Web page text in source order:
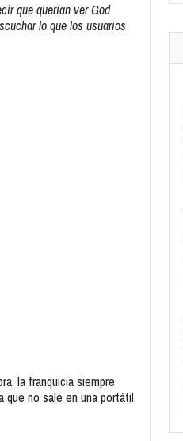
que querían ver God
lo que los usuarios
la franquicia siempre
no sale en una portátil